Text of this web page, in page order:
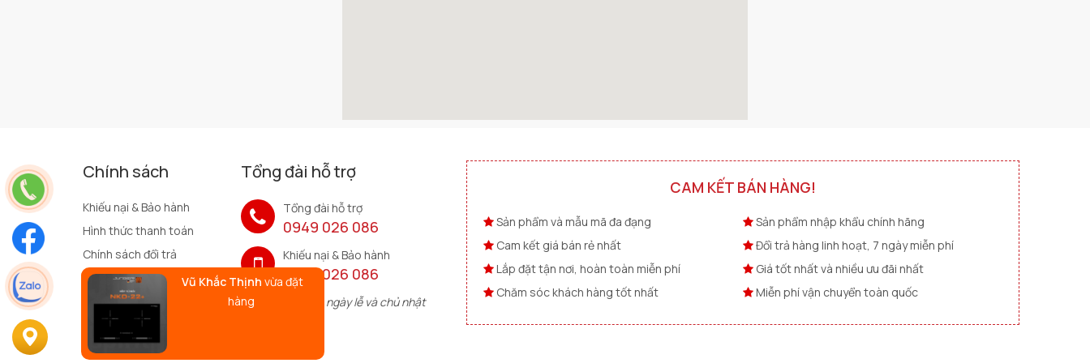
Công suất vùng nấu trái
2000w
Kích thước mặt kính
73x 43 cm
Kích thước cắt đá
68x 38 cm
Bảo hành
2 năm
Xuất xứ
Tình trạng
Chính sách
Khiếu nại & Bảo hành
Hình thức thanh toán
Chính sách đổi trả
Điều khoản quy định
Chính sách bảo mật
Chính sách vận chuyển
Tổng đài hỗ trợ
Tổng đài hỗ trợ
0949 026 086
Khiếu nại & Bảo hành
0949 026 086
Phục vụ 24/7(cả ngày lễ và chủ nhật
CAM KẾT BÁN HÀNG!
Sản phẩm và mẫu mã đa đạng
Sản phẩm nhập khẩu chính hãng
Cam kết giá bán rẻ nhất
Đổi trả hàng linh hoạt, 7 ngày miễn phí
Lắp đặt tận nơi, hoàn toàn miễn phí
Giá tốt nhất và nhiều ưu đãi nhất
Chăm sóc khách hàng tốt nhất
Miễn phí vận chuyển toàn quốc
Vũ Khắc Thịnh vừa đặt
hàng